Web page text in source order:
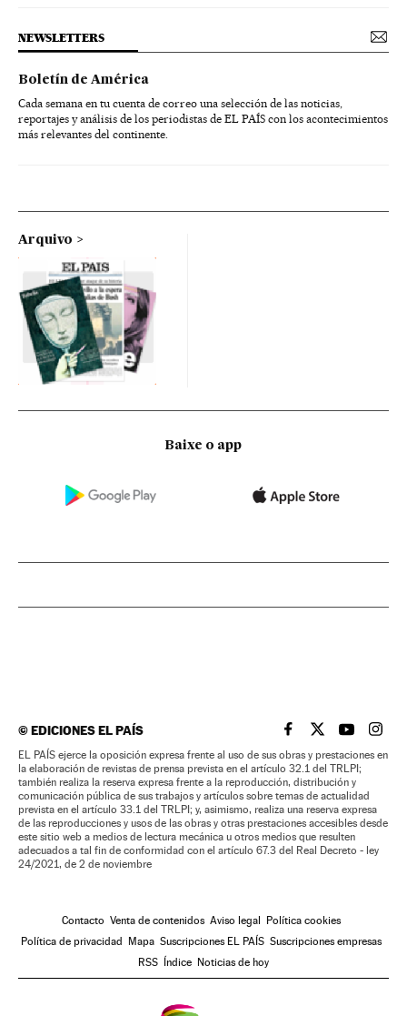
NEWSLETTERS
Boletín de América
Cada semana en tu cuenta de correo una selección de las noticias,
reportajes y análisis de los periodistas de EL PAÍS con los acontecimientos
más relevantes del continente.
Arquivo
Baixe o app
©EDICIONES EL PAÍS EL PAÍS BRASIL EN
EL PAÍSEL PAÍS
EL
EL PAÍS ejerce la oposición expresa frente al uso de sus obras y prestaciones en
la elaboración de revistas de prensa prevista en el artículo 32.1 del TRLPI;
también realiza la reserva expresa frente a la reproducción, distribución y
comunicación pública de sus trabajos y artículos sobre temas de actualidad
prevista en el artículo 33.1 del TRLPI; y, asimismo, realiza una reserva expresa
de las reproducciones y usos de las obras y otras prestaciones accesibles desde
este sitio web a medios de lectura mecánica u otros medios que resulten
adecuados a tal fin de conformidad con el artículo 67.3 del Real Decreto - ley
24/2021, de 2 de noviembre
Contacto Venta de contenidos Aviso legal
Política cookies
Política de privacidad
Mapa Suscripciones EL PAÍS Suscripciones empresas
RSS
Índice Noticias de hoy